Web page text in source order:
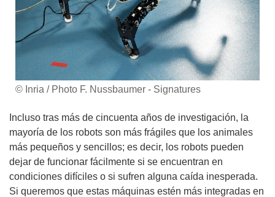
© Inria / Photo F. Nussbaumer - Signatures
Incluso tras más de cincuenta años de investigación, la
mayoría de los robots son más frágiles que los animales
más pequeños y sencillos; es decir, los robots pueden
dejar de funcionar fácilmente si se encuentran en
condiciones difíciles o si sufren alguna caída inesperada.
Si queremos que estas máquinas estén más integradas en